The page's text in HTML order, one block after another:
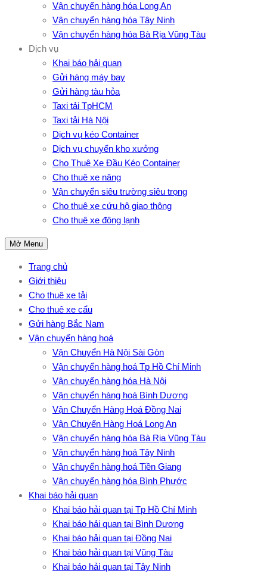
Vận chuyển hàng hóa Long An
Vận chuyển hàng hóa Tây Ninh
Vận chuyển hàng hóa Bà Rịa Vũng Tàu
Dịch vụ
Khai báo hải quan
Gửi hàng máy bay
Gửi hàng tàu hỏa
Taxi tải TpHCM
Taxi tải Hà Nội
Dịch vụ kéo Container
Dịch vụ chuyển kho xưởng
Cho Thuê Xe Đầu Kéo Container
Cho thuê xe nâng
Vận chuyển siêu trường siêu trọng
Cho thuê xe cứu hộ giao thông
Cho thuê xe đông lạnh
Mở Menu
Trang chủ
Giới thiệu
Cho thuê xe tải
Cho thuê xe cẩu
Gửi hàng Bắc Nam
Vận chuyển hàng hoá
Vận Chuyển Hà Nội Sài Gòn
Vận chuyển hàng hoá Tp Hồ Chí Minh
Vận chuyển hàng hóa Hà Nội
Vận chuyển hàng hoá Bình Dương
Vận Chuyển Hàng Hoá Đồng Nai
Vận Chuyển Hàng Hoá Long An
Vận chuyển hàng hóa Bà Rịa Vũng Tàu
Vận chuyển hàng hoá Tây Ninh
Vận chuyển hàng hoá Tiền Giang
Vận chuyển hàng hóa Bình Phước
Khai báo hải quan
Khai báo hải quan tại Tp Hồ Chí Minh
Khai báo hải quan tại Bình Dương
Khai báo hải quan tại Đồng Nai
Khai báo hải quan tại Vũng Tàu
Khai báo hải quan tại Tây Ninh